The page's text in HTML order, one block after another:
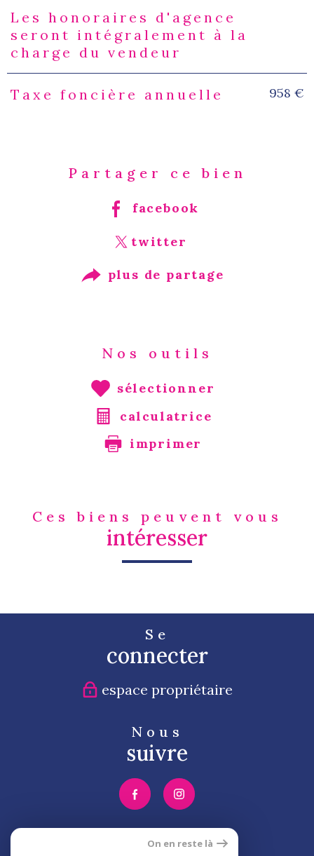
Caractéristiques Valeurs
Les honoraires d'agence
seront intégralement à la
charge du vendeur
Taxe foncière annuelle 958 €
Partager ce bien
facebook
twitter
plus de partage
Nos outils
sélectionner
calculatrice
imprimer
Ces biens peuvent vous
intéresser
Se
connecter
espace propriétaire
Nous
suivre
Nous
On en reste là